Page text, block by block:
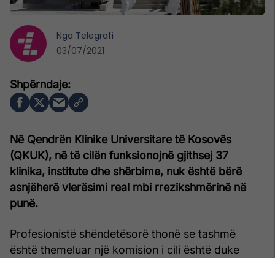
Në Qendrën Klinike Universitare të Kosovës
(QKUK), në të cilën funksionojnë gjithsej 37
klinika, institute dhe shërbime, nuk është bërë
asnjëherë vlerësimi real mbi rrezikshmërinë në
punë.
Profesionistë shëndetësorë thonë se tashmë
është themeluar një komision i cili është duke
Nga Telegrafi
03/07/2021